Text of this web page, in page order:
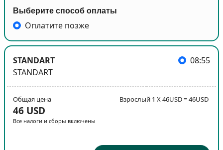
Выберите способ оплаты
Оплатите позже
STANDART
STANDART
08:55
Общая цена
46 USD
Все налоги и сборы включены
Взрослый 1 X 46USD = 46USD